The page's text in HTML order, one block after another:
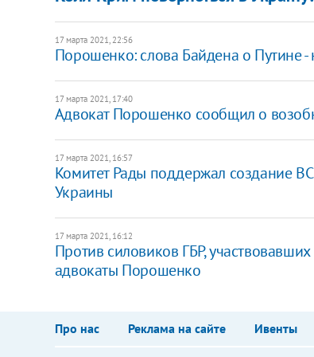
17 марта 2021, 22:56
Порошенко: слова Байдена о Путине -
17 марта 2021, 17:40
Адвокат Порошенко сообщил о
17 марта 2021, 16:57
Комитет Рады поддержал создание
Украины
17 марта 2021, 16:12
Против силовиков ГБР,
адвокаты Порошенко
Про нас Реклама на сайте Ивенты